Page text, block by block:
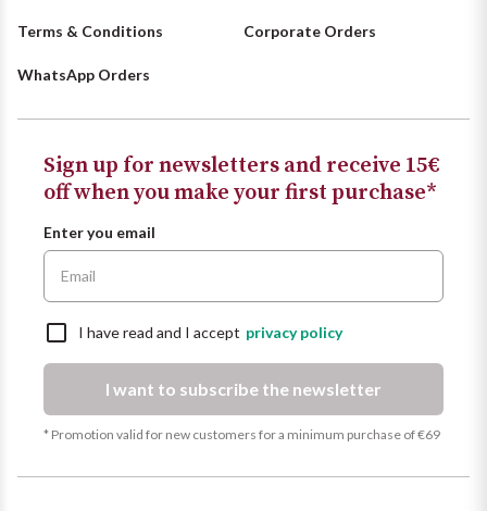
Terms & Conditions Corporate Orders
WhatsApp Orders
Sign up for newsletters and receive 15€
off when you make your first purchase*
Enter you email
I have read and I accept privacy policy
I want to subscribe the newsletter
* Promotion valid for new customers for a minimum purchase of €69